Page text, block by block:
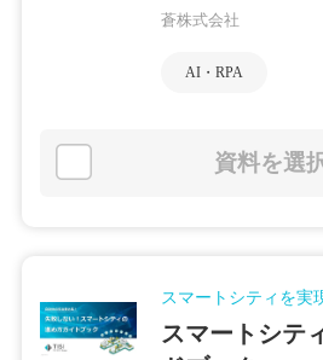
蒼株式会社
AI・RPA
資料を選
スマートシティを実
スマートシテ